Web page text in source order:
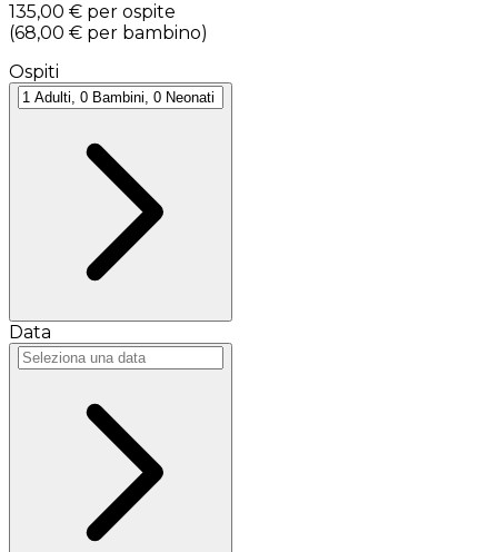
135,00 € per ospite
(68,00 € per bambino)
Ospiti
Data